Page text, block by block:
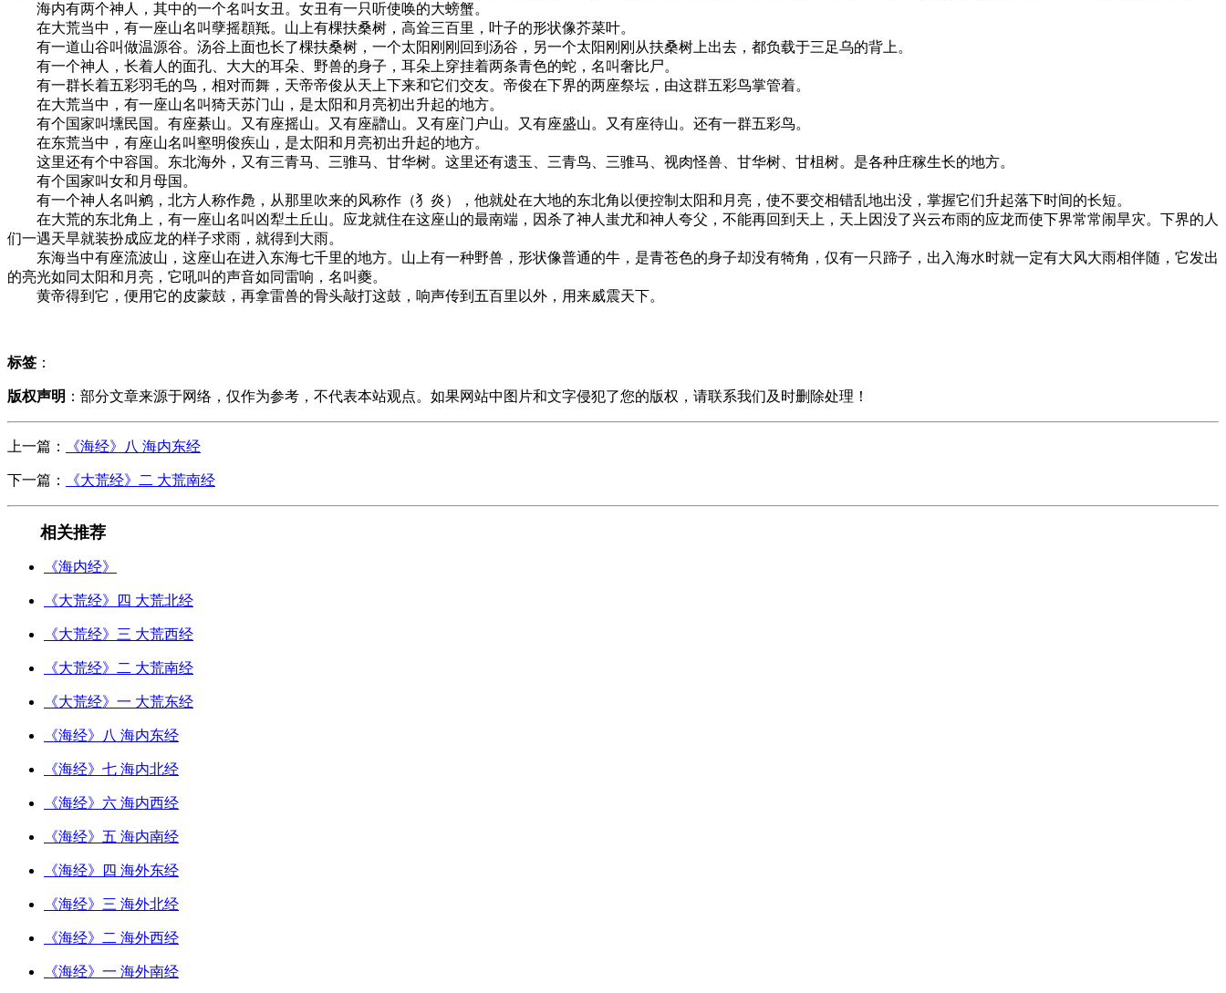
海内有两个神人，其中的一个名叫女丑。女丑有一只听使唤的大螃蟹。
在大荒当中，有一座山名叫孽摇頵羝。山上有棵扶桑树，高耸三百里，叶子的形状像芥菜叶。
有一道山谷叫做温源谷。汤谷上面也长了棵扶桑树，一个太阳刚刚回到汤谷，另一个太阳刚刚从扶桑树上出去，都负载于三足乌的背上。
有一个神人，长着人的面孔、大大的耳朵、野兽的身子，耳朵上穿挂着两条青色的蛇，名叫奢比尸。
有一群长着五彩羽毛的鸟，相对而舞，天帝帝俊从天上下来和它们交友。帝俊在下界的两座祭坛，由这群五彩鸟掌管着。
在大荒当中，有一座山名叫猗天苏门山，是太阳和月亮初出升起的地方。
有个国家叫壎民国。有座綦山。又有座摇山。又有座䰝山。又有座门户山。又有座盛山。又有座待山。还有一群五彩鸟。
在东荒当中，有座山名叫壑明俊疾山，是太阳和月亮初出升起的地方。
这里还有个中容国。东北海外，又有三青马、三骓马、甘华树。这里还有遗玉、三青鸟、三骓马、视肉怪兽、甘华树、甘柤树。是各种庄稼生长的地方。
有个国家叫女和月母国。
有一个神人名叫鹓，北方人称作䳃，从那里吹来的风称作（犭炎），他就处在大地的东北角以便控制太阳和月亮，使不要交相错乱地出没，掌握它们升起落下时间的长短。
在大荒的东北角上，有一座山名叫凶犁土丘山。应龙就住在这座山的最南端，因杀了神人蚩尤和神人夸父，不能再回到天上，天上因没了兴云布雨的应龙而使下界常常闹旱灾。下界的人
们一遇天旱就装扮成应龙的样子求雨，就得到大雨。
东海当中有座流波山，这座山在进入东海七千里的地方。山上有一种野兽，形状像普通的牛，是青苍色的身子却没有犄角，仅有一只蹄子，出入海水时就一定有大风大雨相伴随，它发出
的亮光如同太阳和月亮，它吼叫的声音如同雷响，名叫夔。
黄帝得到它，便用它的皮蒙鼓，再拿雷兽的骨头敲打这鼓，响声传到五百里以外，用来威震天下。
标签 ：
版权声明 ：部分文章来源于网络，仅作为参考，不代表本站观点。如果网站中图片和文字侵犯了您的版权，请联系我们及时删除处理！
上一篇： 《海经》八 海内东经
下一篇： 《大荒经》二 大荒南经
相关推荐
《海内经》
《大荒经》四 大荒北经
《大荒经》三 大荒西经
《大荒经》二 大荒南经
《大荒经》一 大荒东经
《海经》八 海内东经
《海经》七 海内北经
《海经》六 海内西经
《海经》五 海内南经
《海经》四 海外东经
《海经》三 海外北经
《海经》二 海外西经
《海经》一 海外南经